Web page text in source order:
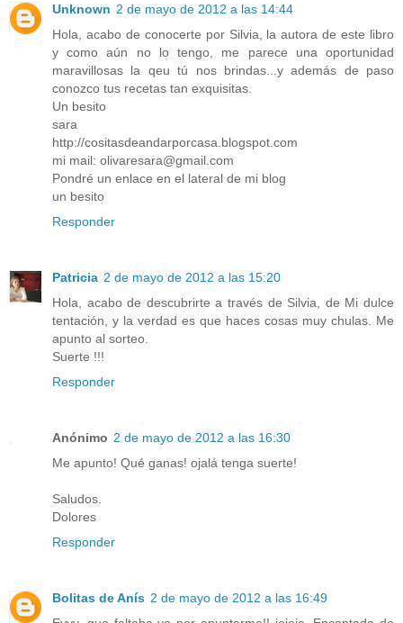
Unknown 2 de mayo de 2012 a las 14:44
Hola, acabo de conocerte por Silvia, la autora de este libro
y como aún no lo tengo, me parece una oportunidad
maravillosas la qeu tú nos brindas...y además de paso
conozco tus recetas tan exquisitas.
Un besito
sara
http://cositasdeandarporcasa.blogspot.com
mi mail: olivaresara@gmail.com
Pondré un enlace en el lateral de mi blog
un besito
Responder
Patricia 2 de mayo de 2012 a las 15:20
Hola, acabo de descubrirte a través de Silvia, de Mi dulce
tentación, y la verdad es que haces cosas muy chulas. Me
apunto al sorteo.
Suerte !!!
Responder
Anónimo 2 de mayo de 2012 a las 16:30
Me apunto! Qué ganas! ojalá tenga suerte!
Saludos.
Dolores
Responder
Bolitas de Anís 2 de mayo de 2012 a las 16:49